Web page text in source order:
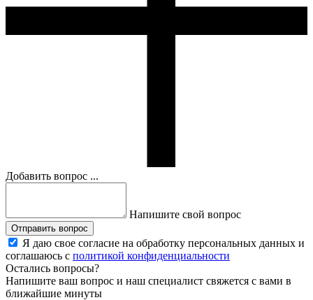
Добавить вопрос ...
Напишите свой вопрос
Отправить вопрос
Я даю свое согласие на обработку персональных данных и
соглашаюсь с политикой конфиденциальности
Остались вопросы?
Напишите ваш вопрос и наш специалист свяжется с вами в
ближайшие минуты